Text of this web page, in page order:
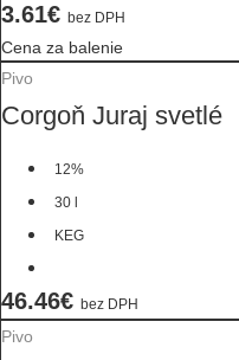
3.61€ bez DPH
Cena za balenie
Pivo
Corgoň Juraj svetlé
12%
30 l
KEG
46.46€ bez DPH
Pivo